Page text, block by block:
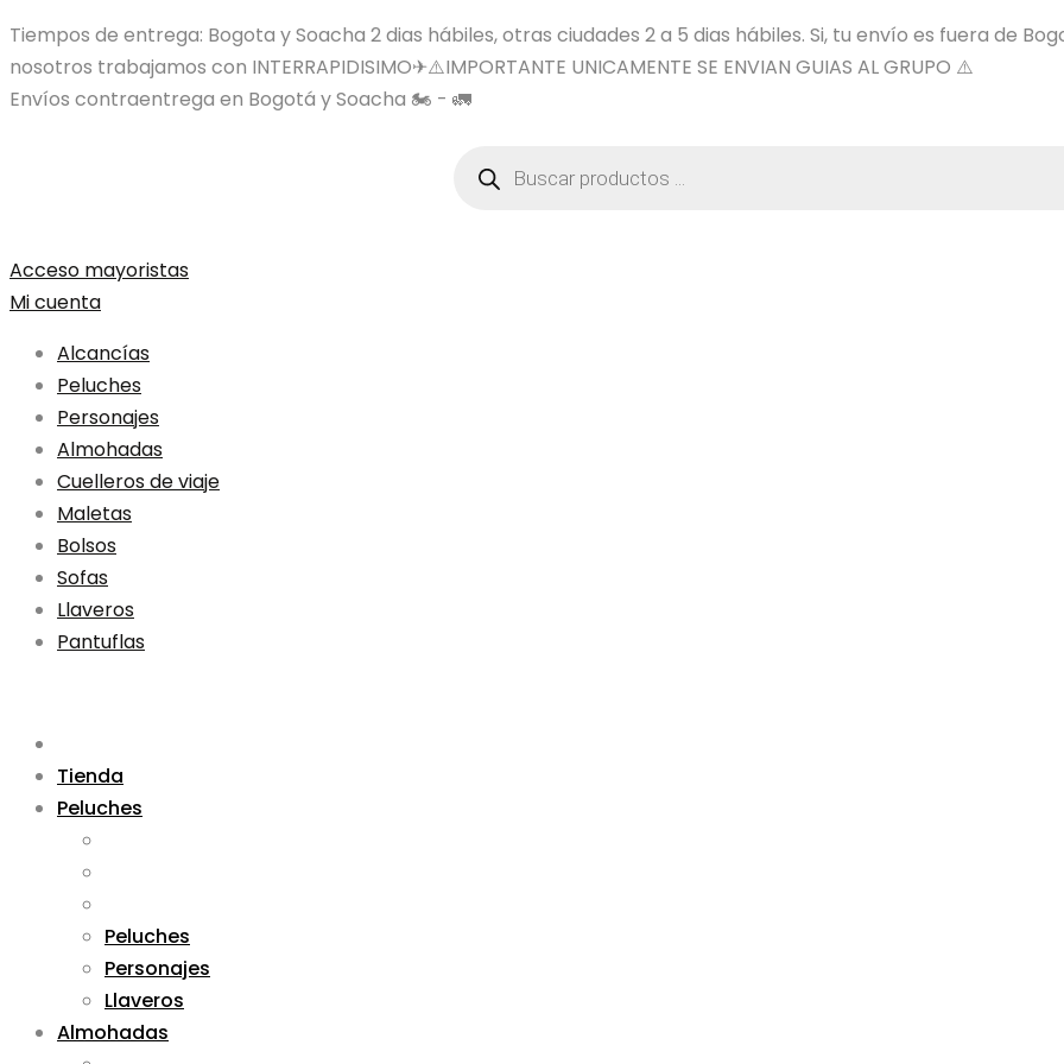
Tiempos de entrega: Bogota y Soacha 2 dias hábiles, otras ciudades 2 a 5 dias hábiles. Si, tu envío es fuera de
nosotros trabajamos con INTERRAPIDISIMO✈⚠️IMPORTANTE UNICAMENTE SE ENVIAN GUIAS AL GRUPO ⚠️
Envíos contraentrega en Bogotá y Soacha 🏍️ - 🚛
productos
Acceso mayoristas
Mi cuenta
Alcancías
Peluches
Personajes
Almohadas
Cuelleros de viaje
Maletas
Bolsos
Sofas
Llaveros
Pantuflas
Tienda
Peluches
Peluches
Personajes
Llaveros
Almohadas